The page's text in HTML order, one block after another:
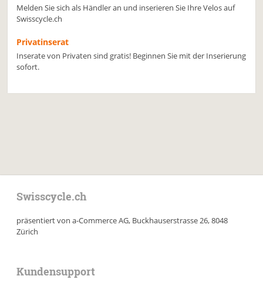
Melden Sie sich als Händler an und inserieren Sie Ihre Velos auf
Swisscycle.ch
Privatinserat
Inserate von Privaten sind gratis! Beginnen Sie mit der Inserierung
sofort.
Swisscycle.ch
präsentiert von a-Commerce AG, Buckhauserstrasse 26, 8048
Zürich
Kundensupport